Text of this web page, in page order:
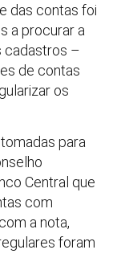
das contas foi
a procurar a
cadastros –
de contas
os
para
Central que
com
a nota,
foram